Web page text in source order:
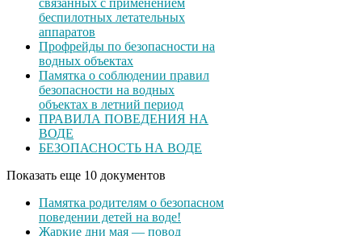
связанных с применением
беспилотных летательных
аппаратов
Профрейды по безопасности на
водных объектах
Памятка о соблюдении правил
безопасности на водных
объектах в летний период
ПРАВИЛА ПОВЕДЕНИЯ НА
ВОДЕ
БЕЗОПАСНОСТЬ НА ВОДЕ
Показать еще 10 документов
Памятка родителям о безопасном
поведении детей на воде!
Жаркие дни мая — повод